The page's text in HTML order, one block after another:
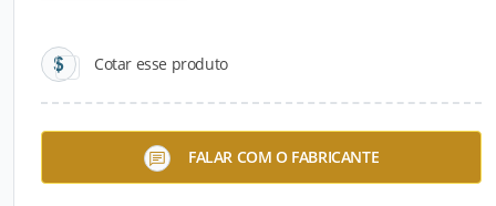
Cotar esse produto
FALAR COM O FABRICANTE